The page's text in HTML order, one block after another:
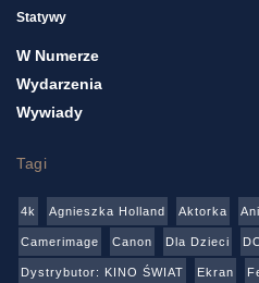
Statywy
W Numerze
Wydarzenia
Wywiady
Tagi
4k Agnieszka Holland Aktorka
Camerimage Canon Dla Dzieci
Dystrybutor: KINO ŚWIAT Ekran